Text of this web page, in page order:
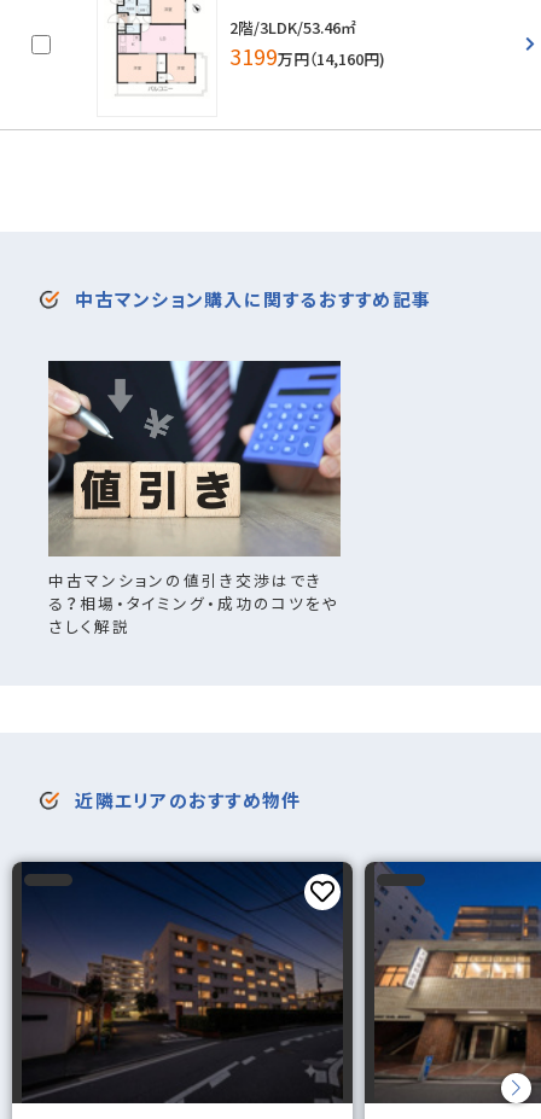
2階/3LDK/53.46㎡
3199万円（14,160円)
中古マンション購入に関するおすすめ記事
中古マンションの値引き交渉はでき
る？相場・タイミング・成功のコツをや
さしく解説
近隣エリアのおすすめ物件